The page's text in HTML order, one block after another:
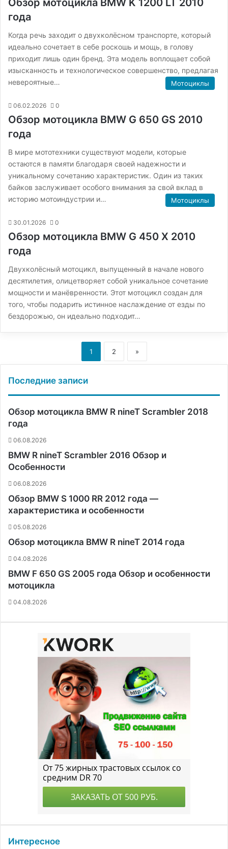
Обзор мотоцикла BMW K 1200 LT 2010
года
Когда речь заходит о двухколёсном транспорте, который
идеально сочетает в себе роскошь и мощь, в голову
приходит лишь один бренд. Эта модель воплощает собой
изысканность и технологическое совершенство, предлагая
невероятные…
Мотоциклы
06.02.2026 0
Обзор мотоцикла BMW G 650 GS 2010
года
В мире мототехники существуют модели, которые
остаются в памяти благодаря своей надежности и
уникальному сочетанию характеристик. Один из таких
байков заслуживает особого внимания за свой вклад в
историю мотоиндустрии и…
Мотоциклы
30.01.2026 0
Обзор мотоцикла BMW G 450 X 2010
года
Двухколёсный мотоцикл, выпущенный в начале нового
десятилетия, олицетворяет собой уникальное сочетание
мощности и манёвренности. Этот мотоцикл создан для
того, чтобы подарить истинное наслаждение от езды по
бездорожью, он идеально подходит…
1 2 »
Последние записи
Обзор мотоцикла BMW R nineT Scrambler 2018
года
06.08.2026
BMW R nineT Scrambler 2016 Обзор и
Особенности
06.08.2026
Обзор BMW S 1000 RR 2012 года —
характеристика и особенности
05.08.2026
Обзор мотоцикла BMW R nineT 2014 года
04.08.2026
BMW F 650 GS 2005 года Обзор и особенности
мотоцикла
04.08.2026
Интересное